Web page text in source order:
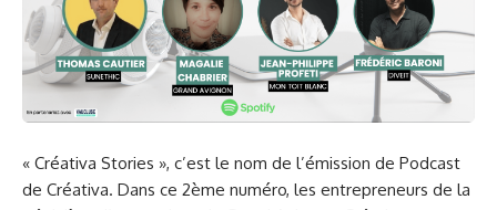
« Créativa Stories », c’est le nom de l’émission de Podcast
de Créativa. Dans ce 2ème numéro, les entrepreneurs de la